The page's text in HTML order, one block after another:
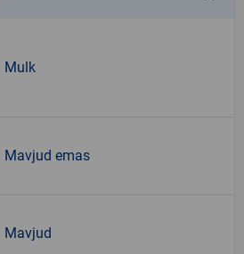
Mulk
Mavjud emas
Mavjud